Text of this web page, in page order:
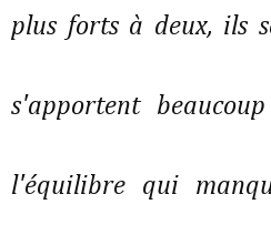
plus forts à deux, ils
s'apportent
l'équilibre qui